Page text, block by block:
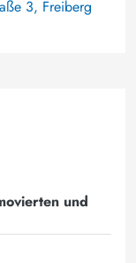
3, Freiberg
und